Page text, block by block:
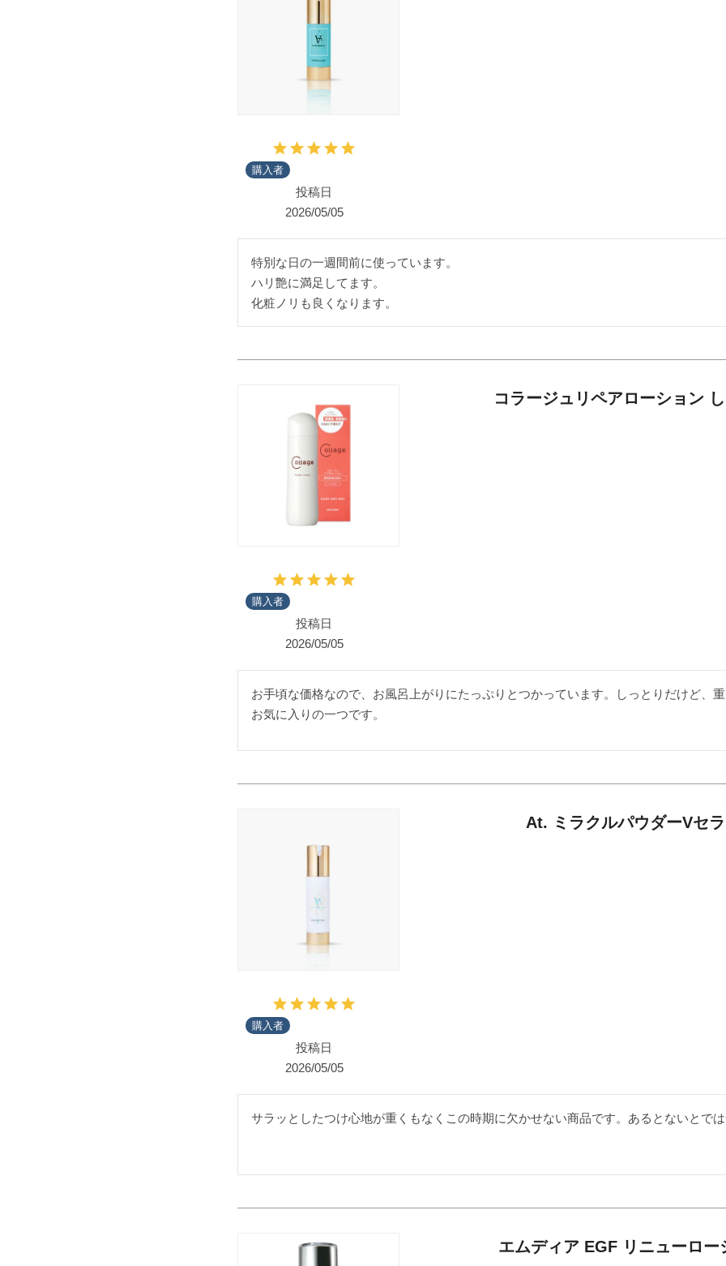
購入者
投稿日
2026/05/05
特別な日の一週間前に使っています。
ハリ艶に満足してます。
コラージュリペアローション
購入者
投稿日
2026/05/05
お手頃な価格なので、お風呂上がりにたっぷりとつかっています。しっとりだけど、
お気に入りの一つです。
At. ミラクルパウダーVセ
購入者
投稿日
2026/05/05
エムディア EGF リニューロー